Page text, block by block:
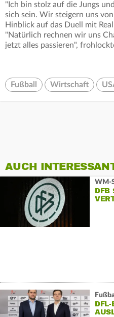
"Ich bin stolz auf die Jungs
sich sein. Wir steigern uns
Hinblick auf das Duell mit
"Natürlich rechnen wir uns
jetzt alles passieren",
Fußball Wirtschaft
AUCH
WM-
DFB